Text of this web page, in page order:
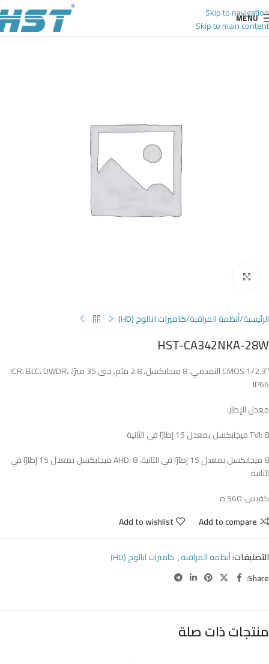
Skip to navigation
Skip to main content
MENU
الرئيسية أنظمة المراقبة كاميرات انالوج (HD)
HST-CA342NKA-28W
1/2.3″ CMOS التقدمي، 8 ميجابكسل، 2.8 ملم، حتى 35 مترًا، ICR، BLC، DWDR،
IP66
معدل الإطار:
TVI: 8 ميجابكسل بمعدل 15 إطارًا في الثانية
8 ميجابكسل بمعدل 15 إطارًا في الثانية، AHD: 8 ميجابكسل بمعدل 15 إطارًا في
الثانية
كفبس: 960 ه
Add to compare
Add to wishlist
التصنيفات:أنظمة المراقبة, كاميرات انالوج (HD)
Share:
منتجات ذات صلة